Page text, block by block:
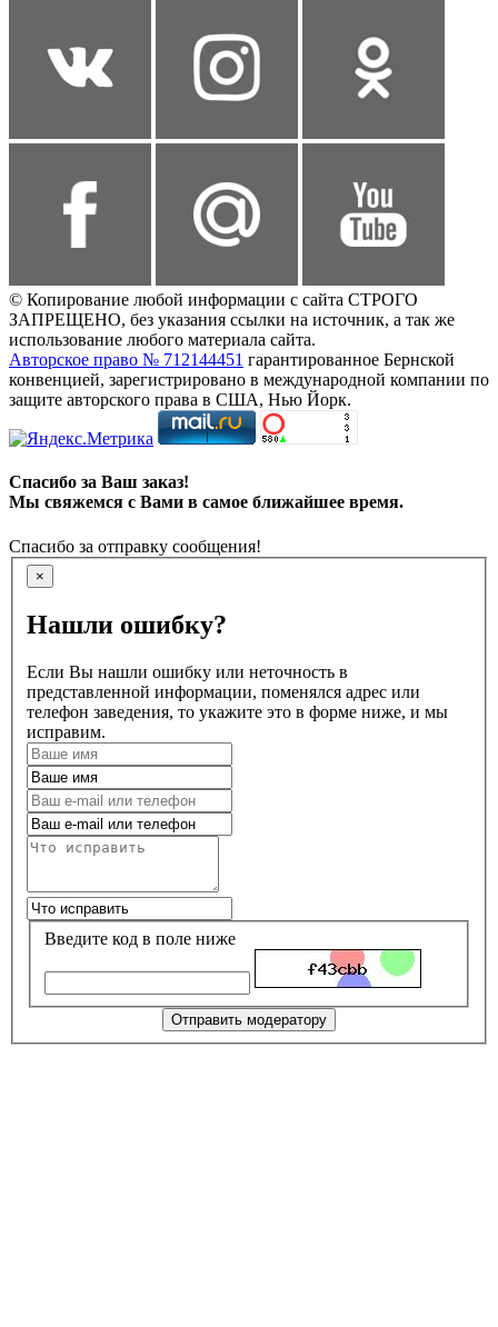
© Копирование любой информации с сайта СТРОГО
ЗАПРЕЩЕНО, без указания ссылки на источник, а так же
использование любого материала сайта.
Авторское право № 712144451 гарантированное Бернской
конвенцией, зарегистрировано в международной компании по
защите авторского права в США, Нью Йорк.
Спасибо за Ваш заказ!
Мы свяжемся с Вами в самое ближайшее время.
Спасибо за отправку сообщения!
×
Нашли ошибку?
Если Вы нашли ошибку или неточность в
представленной информации, поменялся адрес или
телефон заведения, то укажите это в форме ниже, и мы
исправим.
Введите код в поле ниже
Отправить модератору